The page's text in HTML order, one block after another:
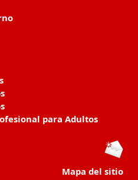
para Adultos
Mapa del sitio